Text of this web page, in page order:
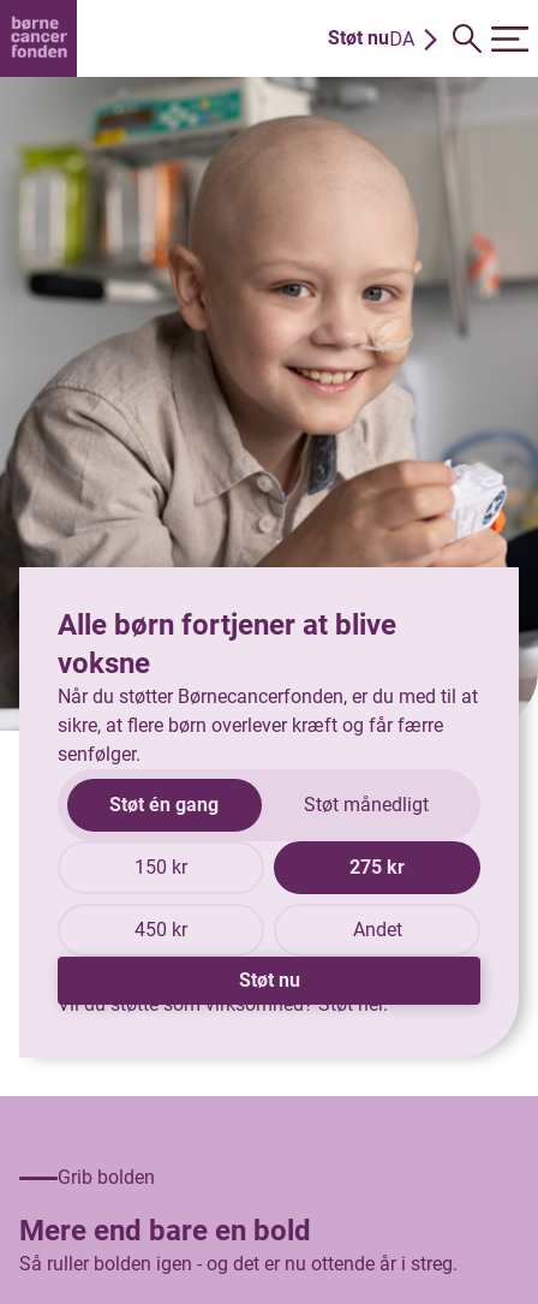
Støt nuDA
Alle børn fortjener at blive
voksne
Når du støtter Børnecancerfonden, er du med til at
sikre, at flere børn overlever kræft og får færre
senfølger.
Støt én gang Støt månedligt
150 kr 275 kr
450 kr Andet
Støt nu
Vil du støtte som virksomhed?Støt her.
Grib bolden
Mere end bare en bold
Så ruller bolden igen - og det er nu ottende år i streg.